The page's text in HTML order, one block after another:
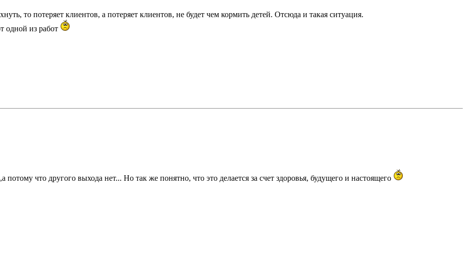
то потеряет клиентов, а потеряет клиентов, не будет чем кормить детей. Отсюда и такая ситуация.
одной из работ
что другого выхода нет... Но так же понятно, что это делается за счет здоровья, будущего и настоящего